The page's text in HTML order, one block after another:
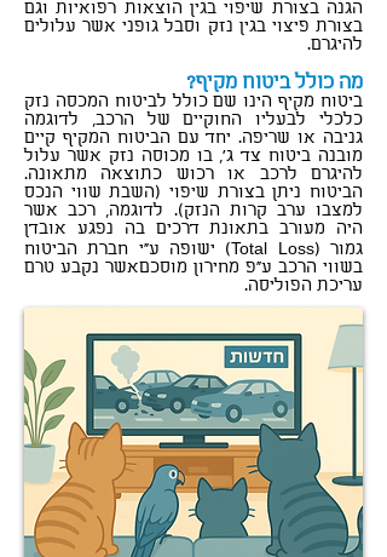
הגנה בצורת שיפוי בגין הוצאות רפואיות וגם
בצורת פיצוי בגין נזק וסבל גופני אשר עלולים
להיגרם.
מה כולל ביטוח מקיף?
ביטוח מקיף הינו שם כולל לביטוח המכסה נזק
כלכלי לבעליו החוקיים של הרכב, לדוגמה
גניבה או שריפה. יחד עם הביטוח המקיף קיים
מובנה ביטוח צד ג', בו מכוסה נזק אשר עלול
להיגרם לרכב או רכוש כתוצאה מתאונה.
הביטוח ניתן בצורת שיפוי (השבת שווי הנכס
למצבו ערב קרות הנזק). לדוגמה, רכב אשר
היה מעורב בתאונת דרכים בה נפגע אובדן
גמור (Total Loss) ישופה ע"י חברת הביטוח
בשווי הרכב ע"פ מחירון מוסכםאשר נקבע טרם
עריכת הפוליסה.